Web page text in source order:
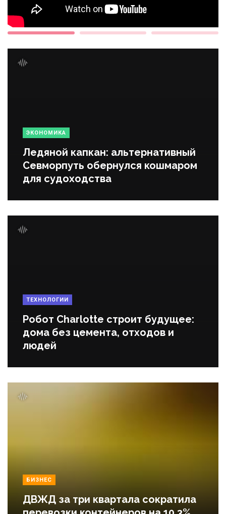
ЭКОНОМИКА
Ледяной капкан: альтернативный
Севморпуть обернулся кошмаром
для судоходства
ТЕХНОЛОГИИ
Робот Charlotte строит будущее:
дома без цемента, отходов и
людей
БИЗНЕС
ДВЖД за три квартала сократила